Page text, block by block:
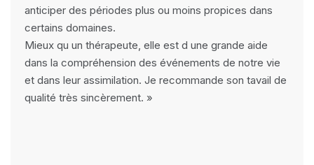
anticiper des périodes plus ou moins propices dans
certains domaines.
Mieux qu un thérapeute, elle est d une grande aide
dans la compréhension des événements de notre vie
et dans leur assimilation. Je recommande son tavail de
qualité très sincèrement. »